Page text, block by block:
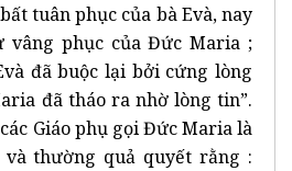
tuân phục của bà Evà, nay
vâng phục của Đức Maria ;
đã buộc lại bởi cứng lòng
đã tháo ra nhờ lòng tin”.
Giáo phụ gọi Đức Maria là
và thường quả quyết rằng :